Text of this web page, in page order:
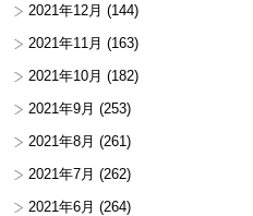
2021年12月 (144)
2021年11月 (163)
2021年10月 (182)
2021年9月 (253)
2021年8月 (261)
2021年7月 (262)
2021年6月 (264)